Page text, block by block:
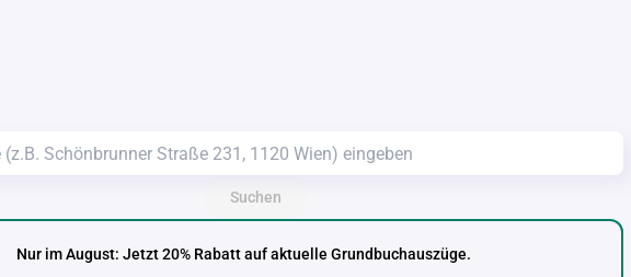
Suchen
Nur im August: Jetzt 20% Rabatt auf aktuelle Grundbuchauszüge.